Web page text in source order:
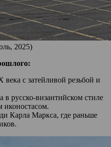
2025)
с затейливой резьбой и
русско-византийском стиле
Карла Маркса, где раньше